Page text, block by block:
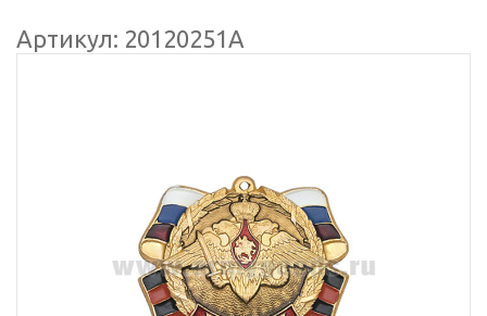
Артикул: 20120251А